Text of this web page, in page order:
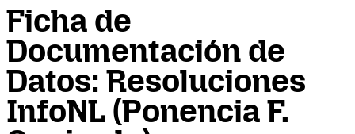
Ficha de
Documentación de
Datos: Resoluciones
InfoNL (Ponencia F.